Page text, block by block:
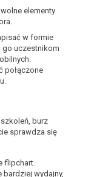
elementy
w formie
go uczestnikom
połączone
burz
sprawdza się
flipchart.
wydajny,